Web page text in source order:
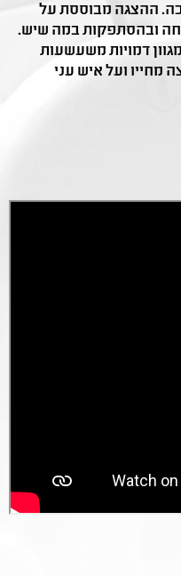
ההצגה מבוססת על
ובהסתפקות במה שיש.
דמויות משעשעות
מחייו ועל איש עני